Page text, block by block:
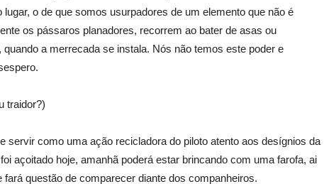
o de que somos usurpadores de um elemento que não é
os pássaros planadores, recorrem ao bater de asas ou
a merrecada se instala. Nós não temos este poder e
traidor?)
servir como uma ação recicladora do piloto atento aos desígnios da
açoitado hoje, amanhã poderá estar brincando com uma farofa, ai
questão de comparecer diante dos companheiros.